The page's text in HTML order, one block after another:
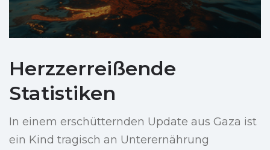
Herzzerreißende
Statistiken
In einem erschütternden Update aus Gaza ist
ein Kind tragisch an Unterernährung